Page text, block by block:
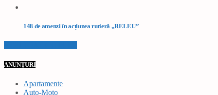
148 de amenzi în acțiunea rutieră „RELEU”
ANUNȚURI
Apartamente
Auto-Moto